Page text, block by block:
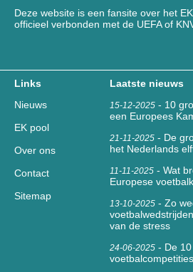
Deze website is een fansite over het
officieel verbonden met de UEFA of
Links
Nieuws
EK pool
Over ons
Contact
Sitemap
Laatste nieuws
15-12-2025 - 10
een Europees
21-11-2025 - De
het Nederlands
11-11-2025 -Wat
Europese
13-10-2025 -Zo
van de stress
24-06-2025 - De